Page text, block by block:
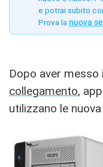
e potrai subito
Prova la nuova
Dopo aver messo
collegamento,
utilizzano le